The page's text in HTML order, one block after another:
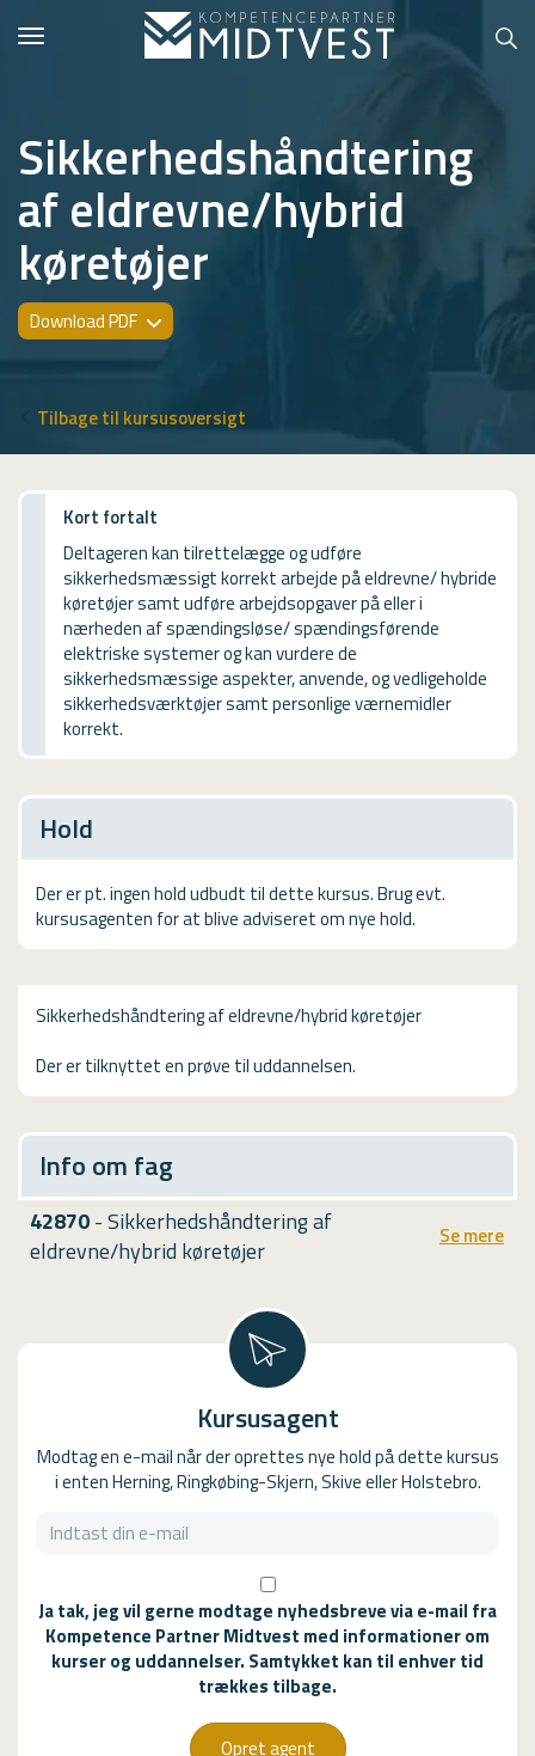
Hvem er vi?
Kontakt konsulent
Erhvervsuddannelser
Kursusoversigt
VUF
PCR
USMA
Videoguides
Sikkerhedshåndtering
af eldrevne/hybrid
køretøjer
Download PDF
Tilbage til kursusoversigt
Kort fortalt
Deltageren kan tilrettelægge og udføre
sikkerhedsmæssigt korrekt arbejde på eldrevne/ hybride
køretøjer samt udføre arbejdsopgaver på eller i
nærheden af spændingsløse/ spændingsførende
elektriske systemer og kan vurdere de
sikkerhedsmæssige aspekter, anvende, og vedligeholde
sikkerhedsværktøjer samt personlige værnemidler
korrekt.
Hold
Der er pt. ingen hold udbudt til dette kursus. Brug evt.
kursusagenten for at blive adviseret om nye hold.
Sikkerhedshåndtering af eldrevne/hybrid køretøjer
Der er tilknyttet en prøve til uddannelsen.
Info om fag
42870- Sikkerhedshåndtering af
eldrevne/hybrid køretøjer
Se mere
Kursusagent
Modtag en e-mail når der oprettes nye hold på dette kursus
i enten Herning, Ringkøbing-Skjern, Skive eller Holstebro.
Ja tak, jeg vil gerne modtage nyhedsbreve via e-mail fra
Kompetence Partner Midtvest med informationer om
kurser og uddannelser. Samtykket kan til enhver tid
trækkes tilbage.
Opret agent